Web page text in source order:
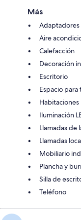
Más
Aire
Calefacción
Decoración
Escritorio
Espacio
Habitaciones
Iluminación
Llamadas de
Llamadas
Mobiliario
Plancha y
Silla de
Teléfono